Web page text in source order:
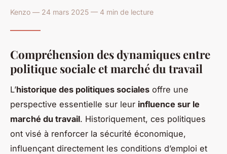
Kenzo — 24 mars 2025 — 4 min de lecture
Compréhension des dynamiques entre
politique sociale et marché du travail
L’historique des politiques sociales offre une
perspective essentielle sur leur influence sur le
marché du travail. Historiquement, ces politiques
ont visé à renforcer la sécurité économique,
influençant directement les conditions d’emploi et